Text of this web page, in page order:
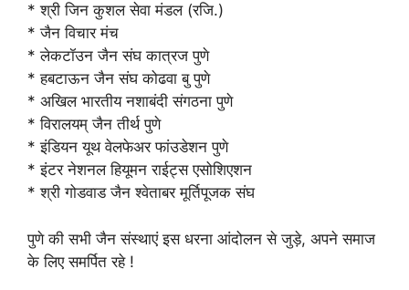
* श्री जिन कुशल सेवा मंडल (रजि.)
* जैन विचार मंच
* लेकटॉउन जैन संघ कात्रज पुणे
* हबटाऊन जैन संघ कोढवा बु पुणे
* अखिल भारतीय नशाबंदी संगठना पुणे
* विरालयम् जैन तीर्थ पुणे
* इंडियन यूथ वेलफेअर फांउडेशन पुणे
* इंटर नेशनल हियूमन राईट्स एसोशिएशन
* श्री गोडवाड जैन श्वेताबर मूर्तिपूजक संघ
पुणे की सभी जैन संस्थाएं इस धरना आंदोलन से जुड़े, अपने समाज
के लिए समर्पित रहे !